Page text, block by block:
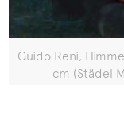
Guido Reni,
cm (Städel